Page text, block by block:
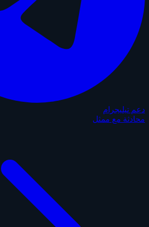
دعم تيليجرام
محادثة مع ممثل